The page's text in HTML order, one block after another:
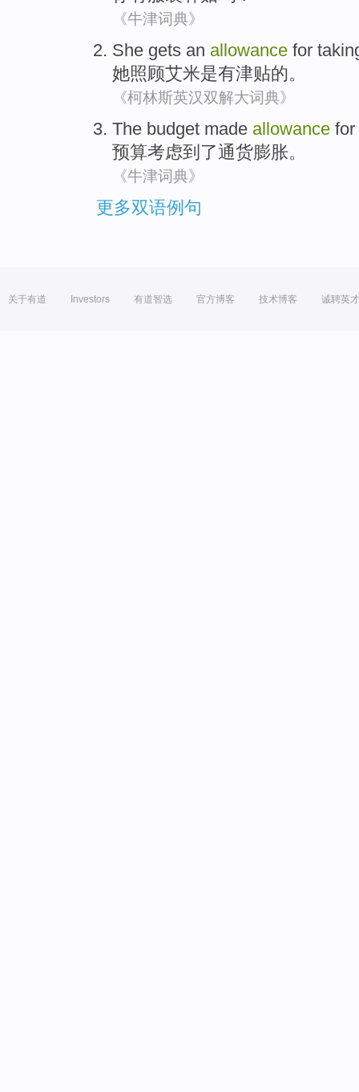
《牛津词典》
She gets an allowance for
她照顾艾米是有津贴的。
《柯林斯英汉双解大词典》
The budget made allowance for
预算考虑到了通货膨胀。
《牛津词典》
更多双语例句
关于有道 Investors 有道智选 官方博客 技术博客 诚聘英才